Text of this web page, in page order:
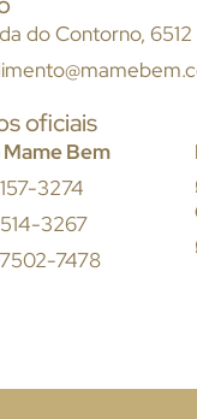
do Contorno,
oficiais
Bem
3274
3267
7478